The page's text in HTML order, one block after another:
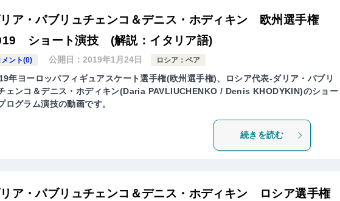
ア・パブリュチェンコ＆デニス・ホディキン 欧州選手権
ショート演技 (解説：イタリア語)
メント(0) 公開日：2019年1月24日 ロシア：ペア
年ヨーロッパフィギュアスケート選手権(欧州選手権)、ロシア代表-ダリア・パブリ
ェンコ＆デニス・ホディキン(Daria PAVLIUCHENKO / Denis KHODYKIN)のショー
ログラム演技の動画です。
続きを読む
ア・パブリュチェンコ＆デニス・ホディキン ロシア選手権